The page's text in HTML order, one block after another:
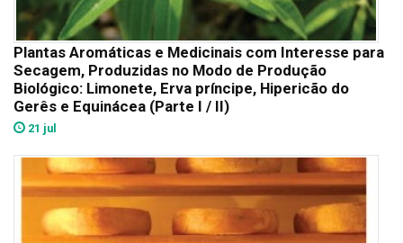
Plantas Aromáticas e Medicinais com Interesse para
Secagem, Produzidas no Modo de Produção
Biológico: Limonete, Erva príncipe, Hipericão do
Gerês e Equinácea (Parte I / II)
21 jul